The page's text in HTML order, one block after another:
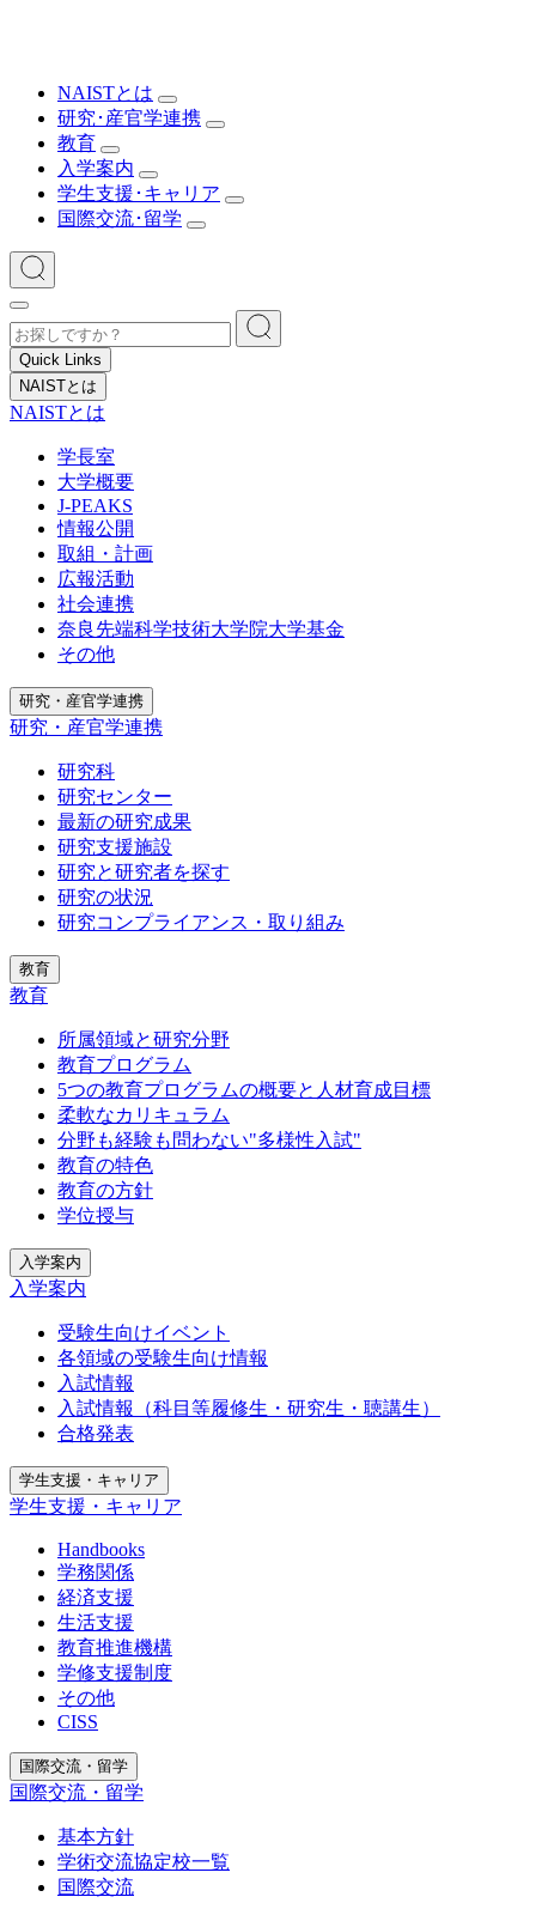
NAISTとは
研究･産官学連携
教育
入学案内
学生支援･キャリア
国際交流･留学
Quick Links
NAISTとは
NAISTとは
学長室
大学概要
J-PEAKS
情報公開
取組・計画
広報活動
社会連携
奈良先端科学技術大学院大学基金
その他
研究・産官学連携
研究・産官学連携
研究科
研究センター
最新の研究成果
研究支援施設
研究と研究者を探す
研究の状況
研究コンプライアンス・取り組み
教育
教育
所属領域と研究分野
教育プログラム
5つの教育プログラムの概要と人材育成目標
柔軟なカリキュラム
分野も経験も問わない"多様性入試"
教育の特色
教育の方針
学位授与
入学案内
入学案内
受験生向けイベント
各領域の受験生向け情報
入試情報
入試情報（科目等履修生・研究生・聴講生）
合格発表
学生支援・キャリア
学生支援・キャリア
Handbooks
学務関係
経済支援
生活支援
教育推進機構
学修支援制度
その他
CISS
国際交流・留学
国際交流・留学
基本方針
学術交流協定校一覧
国際交流